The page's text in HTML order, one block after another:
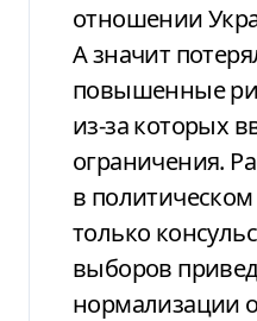
отношении
А значит
повышенные
из-за которых
ограничения.
в
только
выборов
нормализации